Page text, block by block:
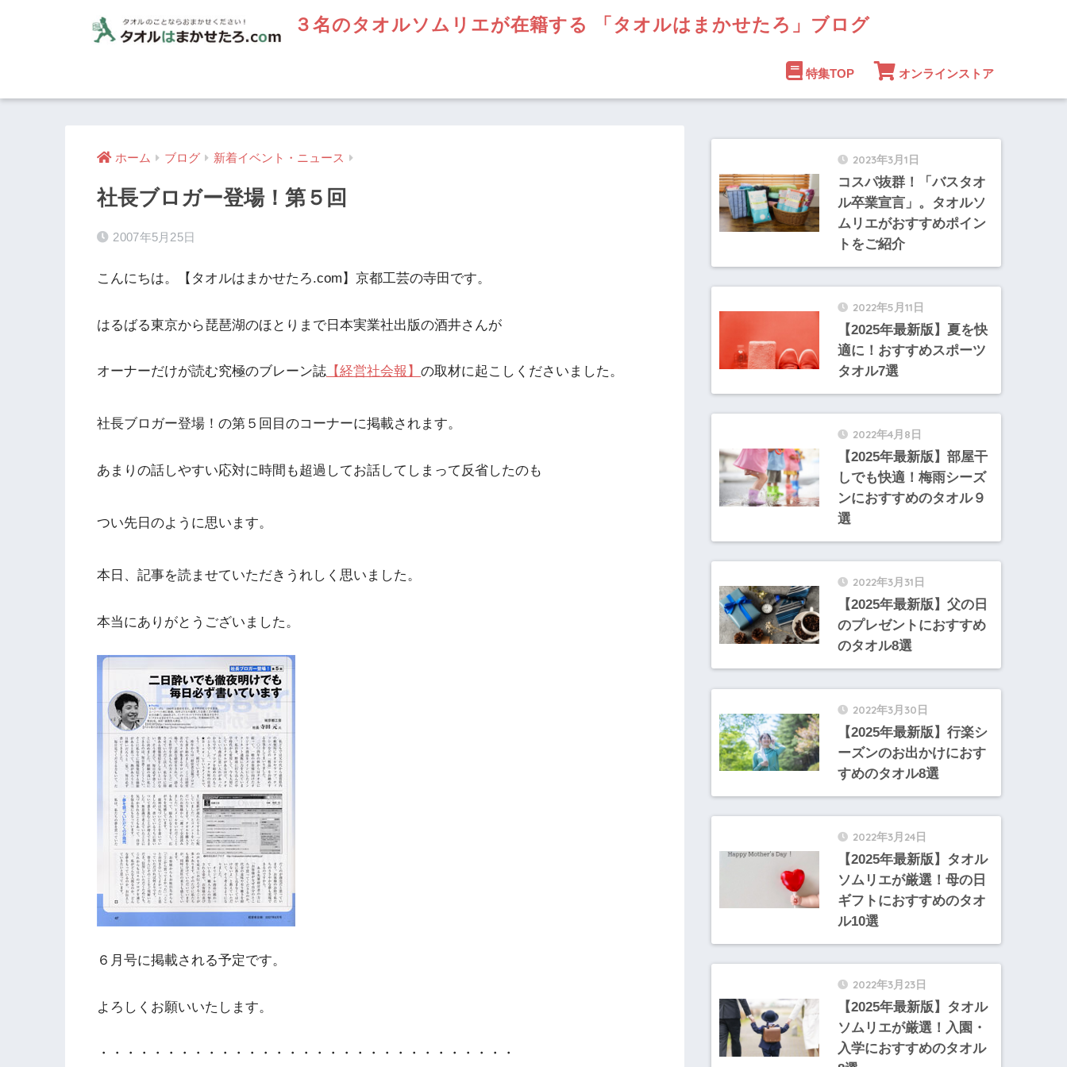
３名のタオルソムリエが在籍する 「タオルはまかせたろ」ブログ
特集TOP オンラインストア
ホーム ブログ 新着イベント・ニュース
社長ブロガー登場！第５回
2007年5月25日
こんにちは。【タオルはまかせたろ.com】京都工芸の寺田です。
はるばる東京から琵琶湖のほとりまで日本実業社出版の酒井さんが
オーナーだけが読む究極のブレーン誌 【経営社会報】 の取材に起こしくださいました。
社長ブロガー登場！の第５回目のコーナーに掲載されます。
あまりの話しやすい応対に時間も超過してお話してしまって反省したのも
つい先日のように思います。
本日、記事を読ませていただきうれしく思いました。
本当にありがとうございました。
６月号に掲載される予定です。
よろしくお願いいたします。
・・・・・・・・・・・・・・・・・・・・・・・・・・・・・・・
2023年3月1日
コスパ抜群！「バスタオ
ル卒業宣言」。タオルソ
ムリエがおすすめポイン
トをご紹介
2022年5月11日
【2025年最新版】夏を快
適に！おすすめスポーツ
タオル7選
2022年4月8日
【2025年最新版】部屋干
しでも快適！梅雨シーズ
ンにおすすめのタオル９
選
2022年3月31日
【2025年最新版】父の日
のプレゼントにおすすめ
のタオル8選
2022年3月30日
【2025年最新版】行楽シ
ーズンのお出かけにおす
すめのタオル8選
2022年3月24日
【2025年最新版】タオル
ソムリエが厳選！母の日
ギフトにおすすめのタオ
ル10選
2022年3月23日
【2025年最新版】タオル
ソムリエが厳選！入園・
入学におすすめのタオル